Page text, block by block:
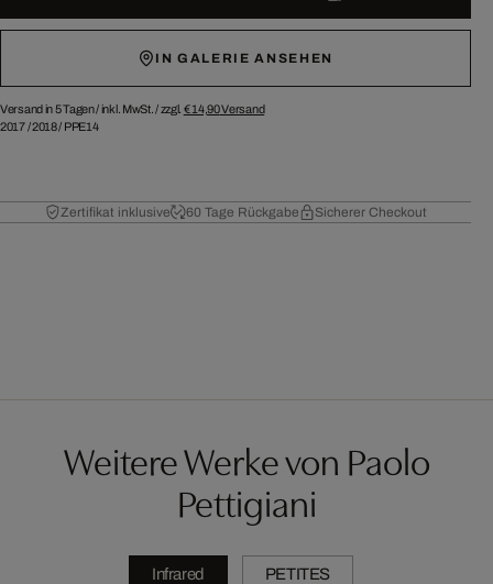
IN GALERIE ANSEHEN
Versand in 5 Tagen /inkl. MwSt. / zzgl. € 14,90Versand
2017/2018/ PPE14
Zertifikat inklusive 60 Tage Rückgabe Sicherer Checkout
Weitere Werke von Paolo
Pettigiani
Infrared PETITES